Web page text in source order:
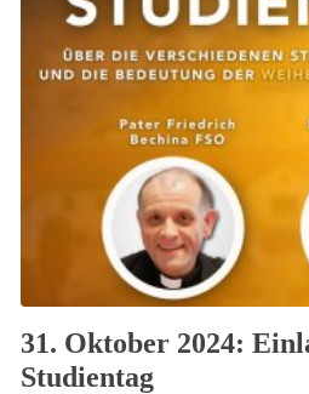
31. Oktober 2024:
Studientag